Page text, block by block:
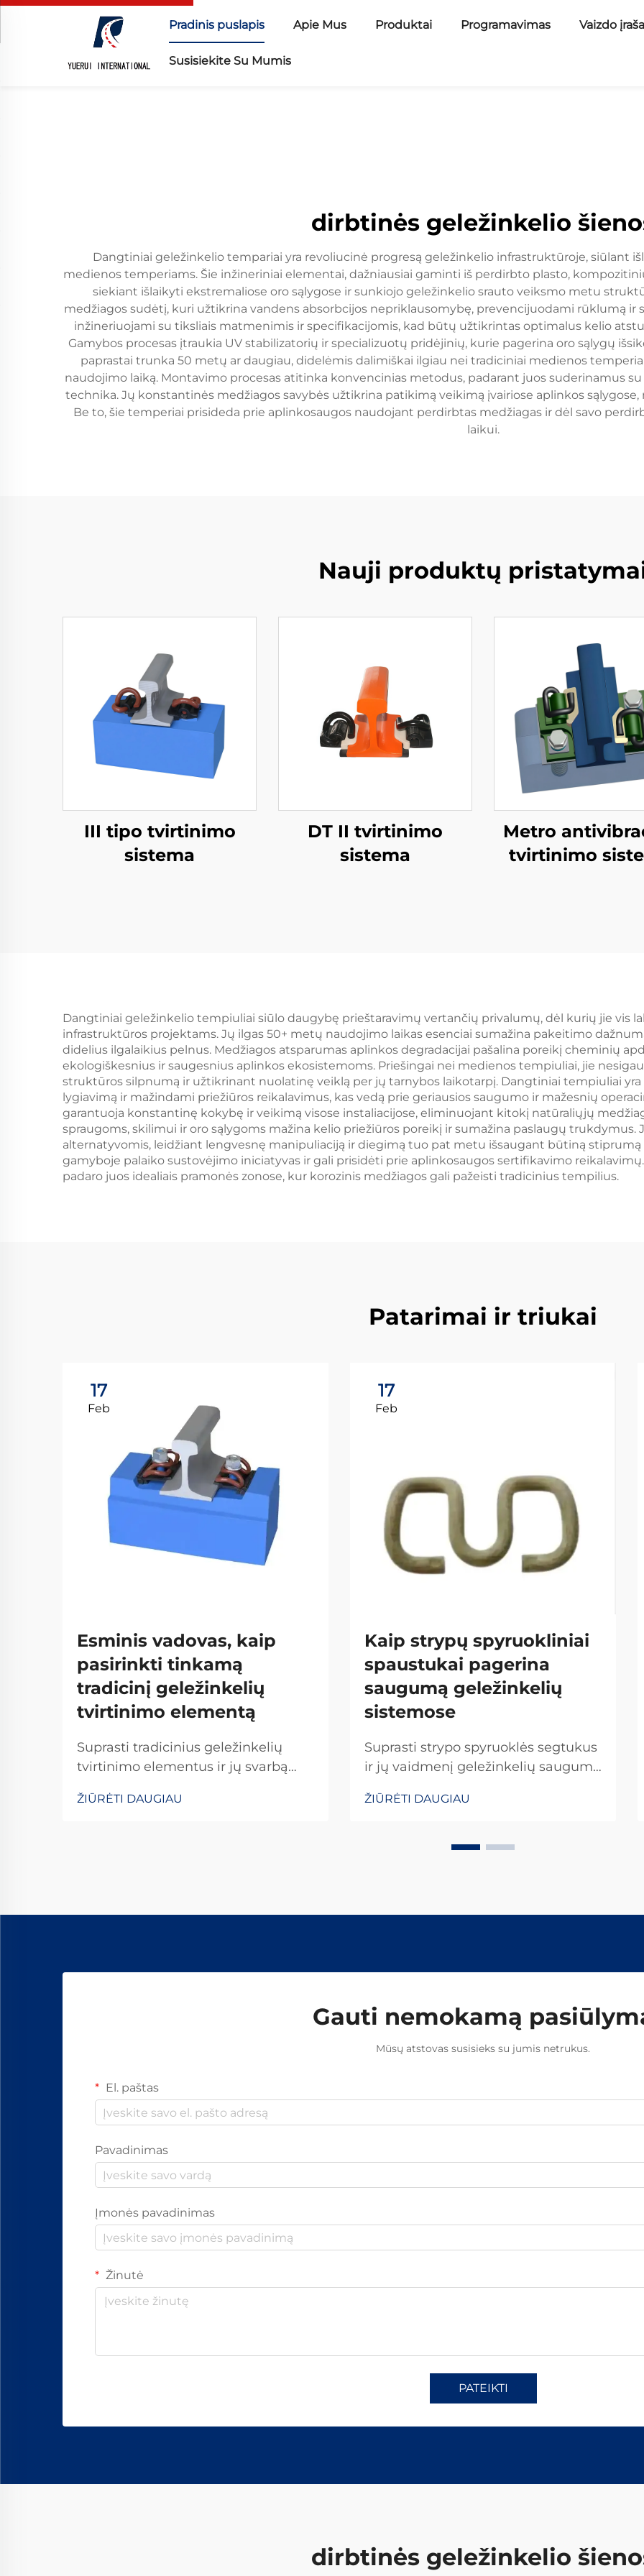
Pradinis puslapis Apie Mus Produktai Programavimas Vaizdo
Susisiekite Su Mumis
dirbtinės geležinkelio
Dangtiniai geležinkelio tempariai yra revoliucinė progresą geležinkelio infrastruktūroje, siūlant
medienos temperiams. Šie inžineriniai elementai, dažniausiai gaminti iš perdirbto plasto,
siekiant išlaikyti ekstremaliose oro sąlygose ir sunkiojo geležinkelio srauto veiksmo metu
medžiagos sudėtį, kuri užtikrina vandens absorbcijos nepriklausomybę, prevencijuodami rūklumą ir
inžineriuojami su tiksliais matmenimis ir specifikacijomis, kad būtų užtikrintas optimalus kelio
Gamybos procesas įtraukia UV stabilizatorių ir specializuotų pridėjinių, kurie pagerina oro sąlygų
paprastai trunka 50 metų ar daugiau, didelėmis dalimiškai ilgiau nei tradiciniai medienos
naudojimo laiką. Montavimo procesas atitinka konvencinias metodus, padarant juos suderinamus
technika. Jų konstantinės medžiagos savybės užtikrina patikimą veikimą įvairiose aplinkos
Be to, šie temperiai prisideda prie aplinkosaugos naudojant perdirbtas medžiagas ir dėl savo
laikui.
Nauji produktų
III tipo tvirtinimo
sistema
DT II tvirtinimo
sistema
Metro
tvirtinimo
Dangtiniai geležinkelio tempiuliai siūlo daugybę prieštaravimų vertančių privalumų, dėl kurių jie vis
infrastruktūros projektams. Jų ilgas 50+ metų naudojimo laikas esenciai sumažina pakeitimo
didelius ilgalaikius pelnus. Medžiagos atsparumas aplinkos degradacijai pašalina poreikį cheminių
ekologiškesnius ir saugesnius aplinkos ekosistemoms. Priešingai nei medienos tempiuliai, jie
struktūros silpnumą ir užtikrinant nuolatinę veiklą per jų tarnybos laikotarpį. Dangtiniai tempiuliai
lygiavimą ir mažindami priežiūros reikalavimus, kas vedą prie geriausios saugumo ir mažesnių
garantuoja konstantinę kokybę ir veikimą visose instaliacijose, eliminuojant kitokį natūraliųjų
spraugoms, skilimui ir oro sąlygoms mažina kelio priežiūros poreikį ir sumažina paslaugų
alternatyvomis, leidžiant lengvesnę manipuliaciją ir diegimą tuo pat metu išsaugant būtiną
gamyboje palaiko sustovėjimo iniciatyvas ir gali prisidėti prie aplinkosaugos sertifikavimo
padaro juos idealiais pramonės zonose, kur korozinis medžiagos gali pažeisti tradicinius tempilius.
Patarimai ir triukai
17
Feb
Esminis vadovas, kaip
pasirinkti tinkamą
tradicinį geležinkelių
tvirtinimo elementą
Suprasti tradicinius geležinkelių
tvirtinimo elementus ir jų svarbą
elementai yra kritiškai svarbūs
ŽIŪRĖTI DAUGIAU
17
Feb
Kaip strypų spyruokliniai
spaustukai pagerina
saugumą geležinkelių
sistemose
Suprasti strypo spyruoklės segtukus
ir jų vaidmenį geležinkelių saugumo
segtukai yra specialūs tvirtinimo
pritvirtintus prie miegojamųjų vietų,
ŽIŪRĖTI DAUGIAU
Gauti nemokamą
Mūsų atstovas susisieks su jumis netrukus.
El. paštas
Pavadinimas
Įmonės pavadinimas
Žinutė
PATEIKTI
dirbtinės geležinkelio